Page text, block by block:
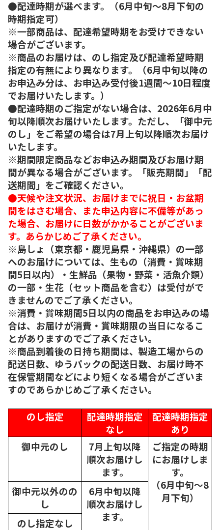
●配達時期が選べます。（6月中旬～8月下旬の
時期指定可）
※一部商品は、配達希望時期をお受けできない
場合がございます。
※商品のお届けは、のし指定及び配達希望時期
指定の有無により異なります。（6月中旬以降の
お申込み分は、お申込み受付後1週間～10日程度
でお届けいたします。）
●配達時期のご指定がない場合は、2026年6月中
旬以降順次お届けいたします。ただし、「御中元
のし」をご希望の場合は7月上旬以降順次お届け
いたします。
※期間限定商品などお申込み期間及びお届け期
間が異なる場合がございます。「販売期間」「配
送期間」をご確認ください。
●天候や注文状況、お届けまでに祝日・お盆期
間をはさむ場合、また申込内容に不備等があっ
た場合、お届けに日数がかかることがございま
す。あらかじめご了承ください。
※島しょ（東京都・鹿児島県・沖縄県）の一部
へのお届けについては、生もの（消費・賞味期
間5日以内）・生鮮品（果物・野菜・活魚介類）
の一部・生花（セット商品を含む）は受付がで
きませんのでご了承ください。
※消費・賞味期間5日以内の商品をお申込みの場
合は、お届けが消費・賞味期限の当日になるこ
とがありますのでご了承ください。
※商品到着後の日持ち期間は、製造工場からの
配送日数、ゆうパックの配送日数、お届け時不
在保管期間などにより短くなる場合がございま
すのであらかじめご了承ください。
のし指定
配達時期指定
なし
配達時期指定
あり
御中元のし
7月上旬以降
順次お届けし
ます。
ご指定の時期
にお届けしま
す。
（6月中旬～8
月下旬）
御中元以外のの
し
6月中旬以降
順次お届けし
ます。
のし指定なし